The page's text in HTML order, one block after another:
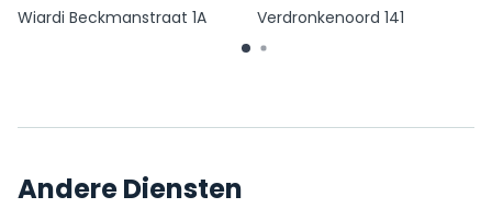
Wiardi Beckmanstraat 1A Verdronkenoord 141
Andere Diensten